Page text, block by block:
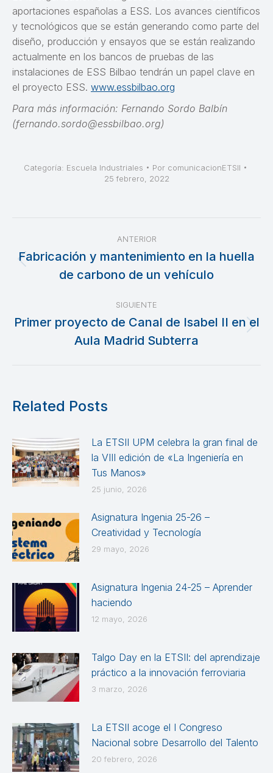
aportaciones españolas a ESS. Los avances científicos
y tecnológicos que se están generando como parte del
diseño, producción y ensayos que se están realizando
actualmente en los bancos de pruebas de las
instalaciones de ESS Bilbao tendrán un papel clave en
el proyecto ESS. www.essbilbao.org
Para más información: Fernando Sordo Balbín
(fernando.sordo@essbilbao.org)
Categoría: Escuela Industriales Por comunicacionETSII
25 febrero, 2022
Navegación
entre
publicaciones
ANTERIOR
anterior:
Fabricación y mantenimiento en la huella
de carbono de un vehículo
SIGUIENTE
siguiente:
Primer proyecto de Canal de Isabel II en el
Aula Madrid Subterra
Related Posts
La ETSII UPM celebra la gran final de
la VIII edición de «La Ingeniería en
Tus Manos»
25 junio, 2026
Asignatura Ingenia 25-26 –
Creatividad y Tecnología
29 mayo, 2026
Asignatura Ingenia 24-25 – Aprender
haciendo
12 mayo, 2026
Talgo Day en la ETSII: del aprendizaje
práctico a la innovación ferroviaria
3 marzo, 2026
La ETSII acoge el I Congreso
Nacional sobre Desarrollo del Talento
20 febrero, 2026